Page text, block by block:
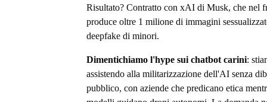
Risultato? Contratto con xAI di Musk, che nel
produce oltre 1 milione di immagini
deepfake di minori.
Dimentichiamo l'hype sui chatbot carini:
assistendo alla militarizzazione dell'AI senza
pubblico, con aziende che predicano etica